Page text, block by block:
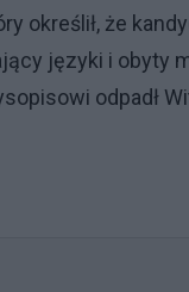
określił, że
języki i obyty
odpadł